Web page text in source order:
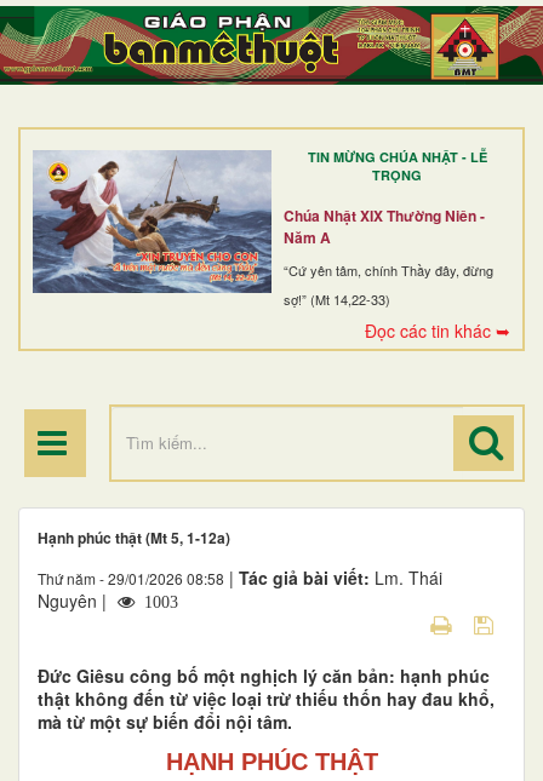
TIN MỪNG CHÚA NHẬT - LỄ
TRỌNG
Chúa Nhật XIX Thường Niên -
Năm A
“Cứ yên tâm, chính Thầy đây, đừng
sợ!” (Mt 14,22-33)
Đọc các tin khác ➥
TRANG NHẤT
GIỚI THIỆU
DÒNG TU
BAN MỤC VỤ
ĐOÀN THỂ CG
ĐIỂM HÀNH HƯƠNG
Hạnh phúc thật (Mt 5, 1-12a)
Thứ năm - 29/01/2026 08:58 | Tác giả bài viết: Lm. Thái
Nguyên |
1003
Đức Giêsu công bố một nghịch lý căn bản: hạnh phúc
thật không đến từ việc loại trừ thiếu thốn hay đau khổ,
mà từ một sự biến đổi nội tâm.
HẠNH PHÚC THẬT